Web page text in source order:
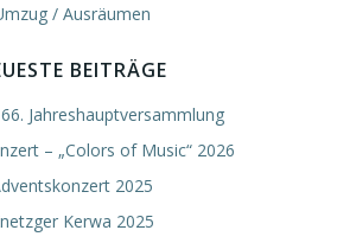
/ Ausräumen
BEITRÄGE
Jahreshauptversammlung
– „Colors of Music“ 2026
2025
Kerwa 2025